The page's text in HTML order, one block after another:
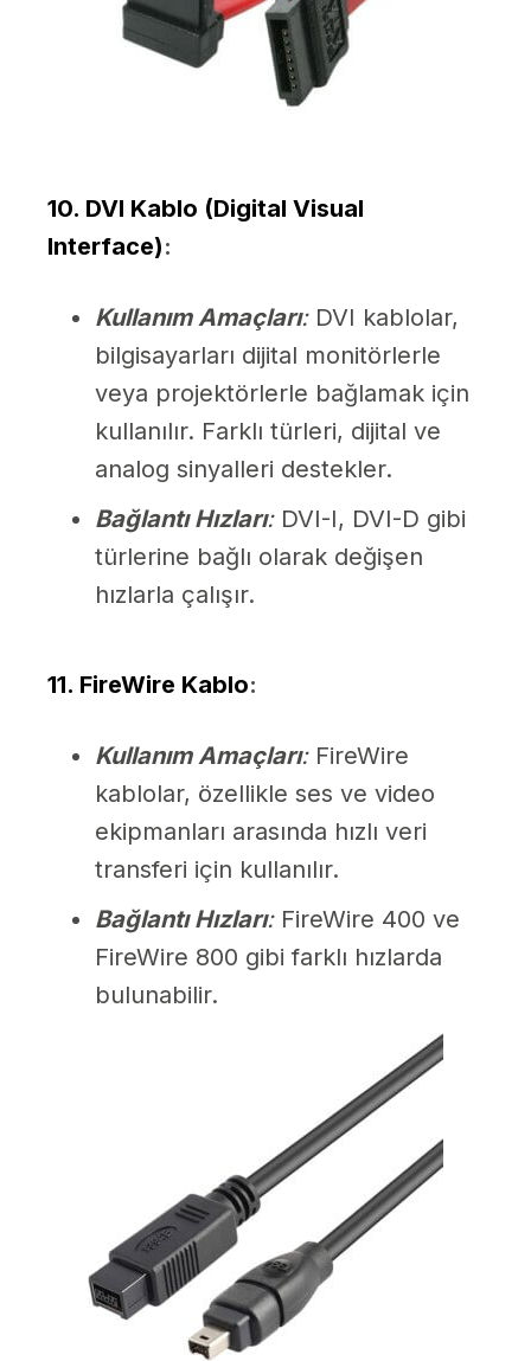
10. DVI Kablo (Digital Visual
Interface):
Kullanım Amaçları:DVI kablolar,
bilgisayarları dijital monitörlerle
veya projektörlerle bağlamak için
kullanılır. Farklı türleri, dijital ve
analog sinyalleri destekler.
Bağlantı Hızları:DVI-I, DVI-D gibi
türlerine bağlı olarak değişen
hızlarla çalışır.
11. FireWire Kablo:
Kullanım Amaçları:FireWire
kablolar, özellikle ses ve video
ekipmanları arasında hızlı veri
transferi için kullanılır.
Bağlantı Hızları:FireWire 400 ve
FireWire 800 gibi farklı hızlarda
bulunabilir.